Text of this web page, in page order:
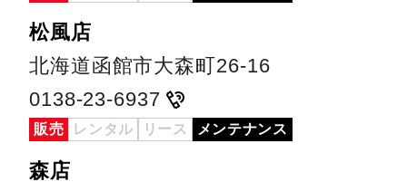
松風店
北海道函館市大森町26-16
0138-23-6937
販売 レンタル リース メンテナンス
森店